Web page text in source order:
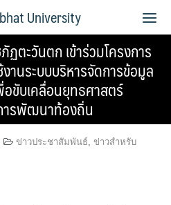
University
ตะวันตก เข้าร่วมโครงการ
านระบบบริหารจัดการข้อมูล
ขับเคลื่อนยุทธศาสตร์
ารพัฒนาท้องถิ่น
ข่าวประชาสัมพันธ์, ข่าวสำหรับ